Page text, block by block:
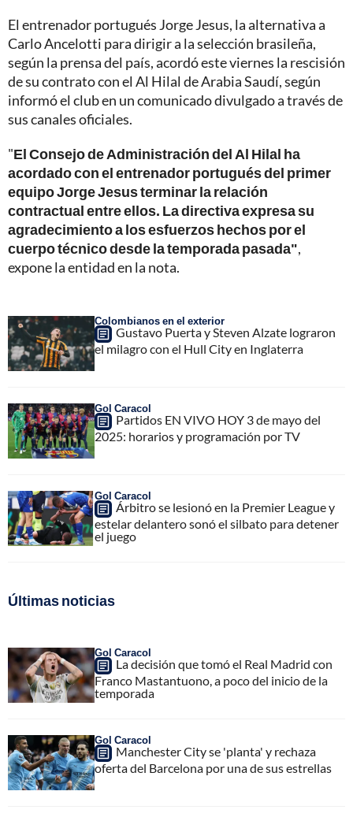
El entrenador portugués Jorge Jesus, la alternativa a
Carlo Ancelotti para dirigir a la selección brasileña,
según la prensa del país, acordó este viernes la rescisión
de su contrato con el Al Hilal de Arabia Saudí, según
informó el club en un comunicado divulgado a través de
sus canales oficiales.
"El Consejo de Administración del Al Hilal ha
acordado con el entrenador portugués del primer
equipo Jorge Jesus terminar la relación
contractual entre ellos. La directiva expresa su
agradecimiento a los esfuerzos hechos por el
cuerpo técnico desde la temporada pasada",
expone la entidad en la nota.
Colombianos en el exterior
Gustavo Puerta y Steven Alzate lograron
el milagro con el Hull City en Inglaterra
Gol Caracol
Partidos EN VIVO HOY 3 de mayo del
2025: horarios y programación por TV
Gol Caracol
Árbitro se lesionó en la Premier League y
estelar delantero sonó el silbato para detener
el juego
Últimas noticias
Gol Caracol
La decisión que tomó el Real Madrid con
Franco Mastantuono, a poco del inicio de la
temporada
Gol Caracol
Manchester City se 'planta' y rechaza
oferta del Barcelona por una de sus estrellas